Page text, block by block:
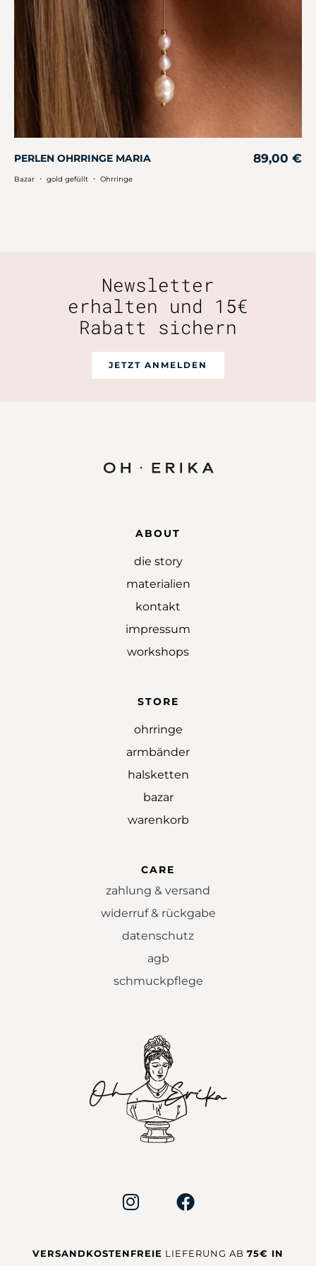
PERLEN OHRRINGE MARIA 89,00 €
Bazar ・ gold gefüllt ・ Ohrringe
Newsletter
erhalten und 15€
Rabatt sichern
JETZT ANMELDEN
ABOUT
die story
materialien
kontakt
impressum
workshops
STORE
ohrringe
armbänder
halsketten
bazar
warenkorb
CARE
zahlung & versand
widerruf & rückgabe
datenschutz
agb
schmuckpflege
VERSANDKOSTENFREIE LIEFERUNG AB 75€ IN